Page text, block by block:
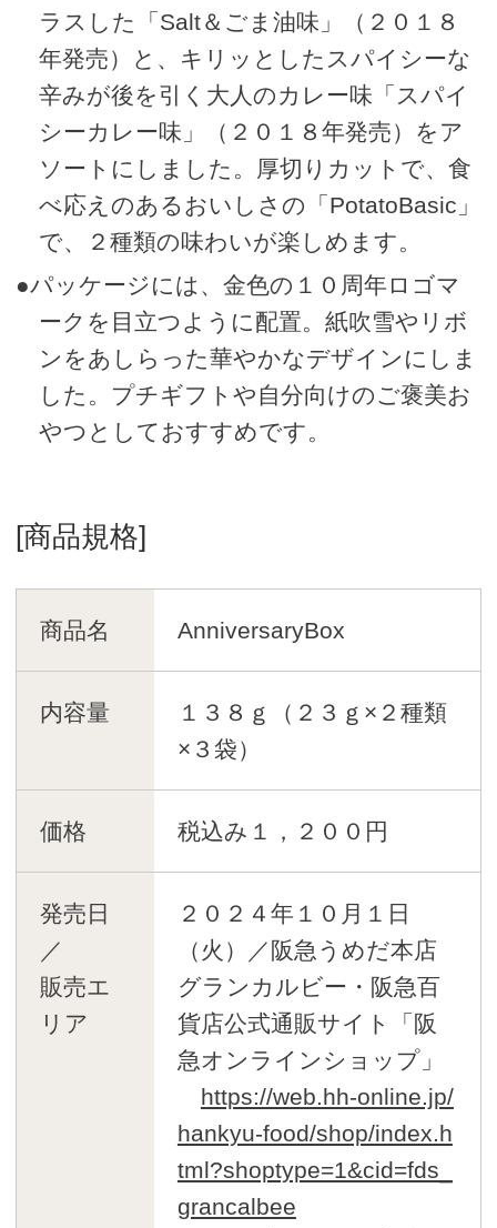
ラスした「Salt＆ごま油味」（２０１８
年発売）と、キリッとしたスパイシーな
辛みが後を引く大人のカレー味「スパイ
シーカレー味」（２０１８年発売）をア
ソートにしました。厚切りカットで、食
べ応えのあるおいしさの「PotatoBasic」
で、２種類の味わいが楽しめます。
●パッケージには、金色の１０周年ロゴマ
ークを目立つように配置。紙吹雪やリボ
ンをあしらった華やかなデザインにしま
した。プチギフトや自分向けのご褒美お
やつとしておすすめです。
[商品規格]
商品名 AnniversaryBox
内容量
１３８ｇ（２３ｇ×２種類
×３袋）
価格 税込み１，２００円
発売日
／
販売エ
リア
２０２４年１０月１日
（火）／阪急うめだ本店
グランカルビー・阪急百
貨店公式通販サイト「阪
急オンラインショップ」
https://web.hh-online.jp/
hankyu-food/shop/index.h
tml?shoptype=1&cid=fds_
grancalbee